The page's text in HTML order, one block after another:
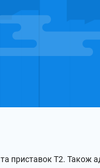
та приставок T2.